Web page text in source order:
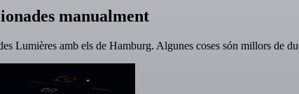
manualment
Lumières amb els de Hamburg. Algunes coses són millors de